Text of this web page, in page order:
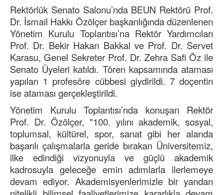
Rektörlük Senato Salonu’nda BEUN Rektörü Prof.
Dr. İsmail Hakkı Özölçer başkanlığında düzenlenen
Yönetim Kurulu Toplantısı’na Rektör Yardımcıları
Prof. Dr. Bekir Hakan Bakkal ve Prof. Dr. Servet
Karasu, Genel Sekreter Prof. Dr. Zehra Safi Öz ile
Senato Üyeleri katıldı. Tören kapsamında ataması
yapılan 1 profesöre cübbesi giydirildi. 7 doçentin
ise ataması gerçekleştirildi.
Yönetim Kurulu Toplantısı’nda konuşan Rektör
Prof. Dr. Özölçer, "100. yılını akademik, sosyal,
toplumsal, kültürel, spor, sanat gibi her alanda
başarılı çalışmalarla geride bırakan Üniversitemiz,
ilke edindiği vizyonuyla ve güçlü akademik
kadrosuyla geleceğe emin adımlarla ilerlemeye
devam ediyor. Akademisyenlerimizle bir yandan